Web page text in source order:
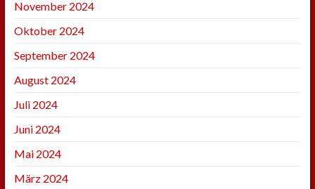
November 2024
Oktober 2024
September 2024
August 2024
Juli 2024
Juni 2024
Mai 2024
März 2024